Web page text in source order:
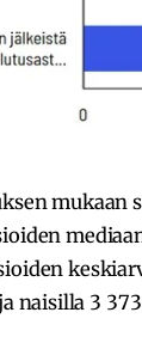
mukaan
naisilla 3